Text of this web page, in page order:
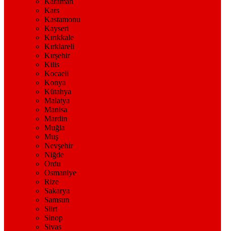
Kars
Kastamonu
Kayseri
Kırıkkale
Kırklareli
Kırşehir
Kilis
Kocaeli
Konya
Kütahya
Malatya
Manisa
Mardin
Muğla
Muş
Nevşehir
Niğde
Ordu
Osmaniye
Rize
Sakarya
Samsun
Siirt
Sinop
Sivas